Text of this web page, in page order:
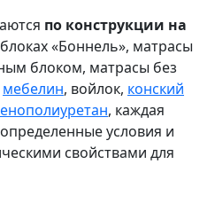
по конструкции на
«Боннель», матрасы
блоком, матрасы без
мебелин, войлок, конский
, каждая
условия и
свойствами для